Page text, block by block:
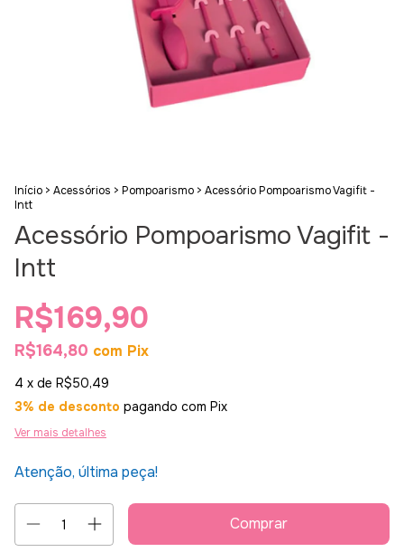
Início > Acessórios > Pompoarismo > Acessório Pompoarismo Vagifit -
Intt
Acessório Pompoarismo Vagifit -
Intt
R$169,90
R$164,80 com Pix
4 x de R$50,49
3% de desconto pagando com Pix
Ver mais detalhes
Atenção, última peça!